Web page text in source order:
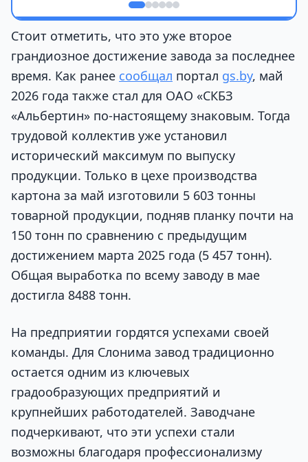
Стоит отметить, что это уже второе
грандиозное достижение завода за последнее
время. Как ранее сообщал портал gs.by, май
2026 года также стал для ОАО «СКБЗ
«Альбертин» по-настоящему знаковым. Тогда
трудовой коллектив уже установил
исторический максимум по выпуску
продукции. Только в цехе производства
картона за май изготовили 5 603 тонны
товарной продукции, подняв планку почти на
150 тонн по сравнению с предыдущим
достижением марта 2025 года (5 457 тонн).
Общая выработка по всему заводу в мае
достигла 8488 тонн.
На предприятии гордятся успехами своей
команды. Для Слонима завод традиционно
остается одним из ключевых
градообразующих предприятий и
крупнейших работодателей. Заводчане
подчеркивают, что эти успехи стали
возможны благодаря профессионализму